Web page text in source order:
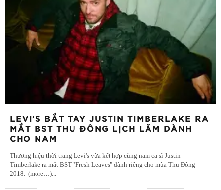
LEVI’S BẮT TAY JUSTIN TIMBERLAKE RA
MẮT BST THU ĐÔNG LỊCH LÃM DÀNH
CHO NAM
Thương hiệu thời trang Levi's vừa kết hợp cùng nam ca sĩ Justin
Timberlake ra mắt BST "Fresh Leaves" dành riêng cho mùa Thu Đông
2018. (more…)...